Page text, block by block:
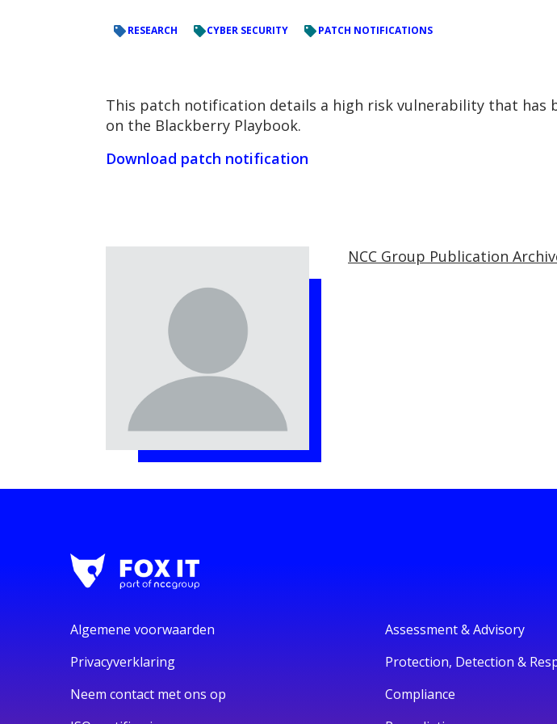
RESEARCH CYBER SECURITY PATCH NOTIFICATIONS
This patch notification details a high risk vulnerability that has
on the Blackberry Playbook.
Download patch notification
NCC Group Publication
Algemene voorwaarden
Privacyverklaring
Neem contact met ons op
Assessment & Advisory
Protection, Detection &
Compliance